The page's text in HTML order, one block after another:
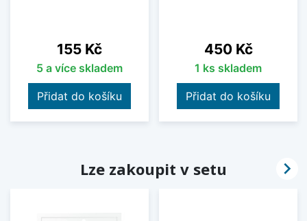
Cena
155 Kč
5 a více skladem
Přidat do košíku
Cena
450 Kč
1 ks skladem
Přidat do košíku
Lze zakoupit v setu 